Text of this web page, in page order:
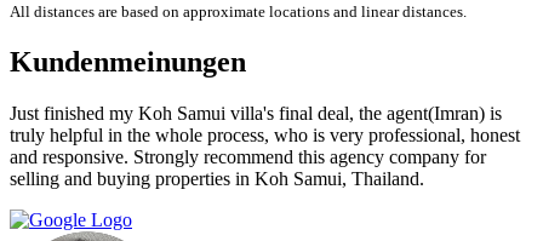
All distances are based on approximate locations and linear distances.
Kundenmeinungen
Just finished my Koh Samui villa's final deal, the agent(Imran) is
truly helpful in the whole process, who is very professional, honest
and responsive. Strongly recommend this agency company for
selling and buying properties in Koh Samui, Thailand.